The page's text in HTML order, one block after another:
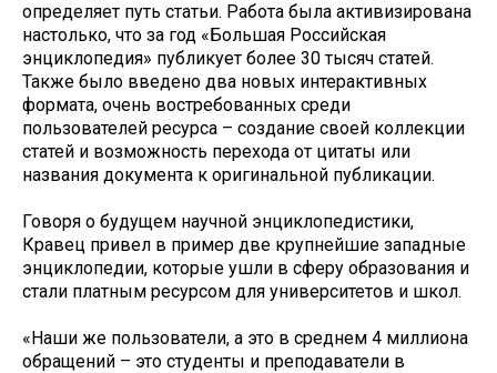
определяет путь статьи. Работа была активизирована
настолько, что за год «Большая Российская
энциклопедия» публикует более 30 тысяч статей.
Также было введено два новых интерактивных
формата, очень востребованных среди
пользователей ресурса – создание своей коллекции
статей и возможность перехода от цитаты или
названия документа к оригинальной публикации.
Говоря о будущем научной энциклопедистики,
Кравец привел в пример две крупнейшие западные
энциклопедии, которые ушли в сферу образования и
стали платным ресурсом для университетов и школ.
«Наши же пользователи, а это в среднем 4 миллиона
обращений – это студенты и преподаватели в